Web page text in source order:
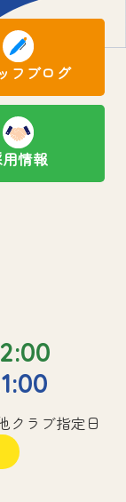
フブログ
情報
クラブ指定日